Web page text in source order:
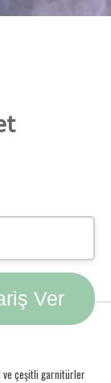
Ver
ve çeşitli garnitürler